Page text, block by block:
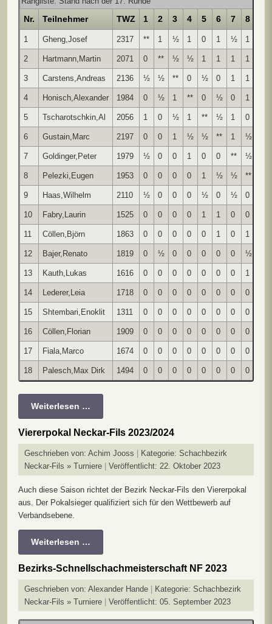
Nr. Teilnehmer TWZ 1 2 3 4 5 6 7 8
1 Gheng,Josef 2317 ** 1 ½ 1 0 1 ½ 1
2 Hartmann,Martin 2071 0 ** ½ ½ 1 1 1 1
3 Carstens,Andreas 2136 ½ ½ ** 0 ½ 0 1 1
4 Honisch,Alexander 1984 0 ½ 1 ** 0 ½ 0 1
5 Tscharotschkin,Al 2056 1 0 ½ 1 ** ½ 1 0
6 Gustain,Marc 2197 0 0 1 ½ ½ ** 1 ½
7 Goldinger,Peter 1979 ½ 0 0 1 0 0 ** ½
8 Pelezki,Eugen 1953 0 0 0 0 1 ½ ½ **
9 Haas,Wilhelm 2110 ½ 0 0 0 ½ 0 ½ 0
10 Fabry,Laurin 1525 0 0 0 0 1 1 0 0
11 Cöllen,Björn 1863 0 0 0 0 0 1 0 1
12 Bajer,Renato 1819 0 ½ 0 0 0 0 0 ½
13 Kauth,Lukas 1616 0 0 0 0 0 0 0 1
14 Lederer,Leia 1718 0 0 0 0 0 0 0 0
15 Shtembari,Enoklit 1311 0 0 0 0 0 0 0 0
16 Cöllen,Florian 1909 0 0 0 0 0 0 0 0
17 Fiala,Marco 1674 0 0 0 0 0 0 0 0
18 Palesch,Max Dirk 1494 0 0 0 0 0 0 0 0
Weiterlesen …
Viererpokal Neckar-Fils 2023/2024
Geschrieben von: Achim Jooss Kategorie: Schachbezirk
Neckar-Fils » Turniere
Veröffentlicht: 22. Oktober 2023
Auch diese Saison richtet der Bezirk Neckar-Fils den Viererpokal
aus. Der Pokalsieger qualifiziert sich für den Wettbewerb auf
Verbandsebene.
Weiterlesen …
Bezirks-Schnellschachmeisterschaft NF 2023
Geschrieben von: Alexander Hande Kategorie: Schachbezirk
Neckar-Fils » Turniere
Veröffentlicht: 05. September 2023